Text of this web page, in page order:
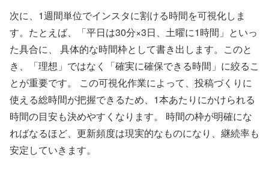
次に、1週間単位でインスタに割ける時間を可視化しま
す。たとえば、「平日は30分×3日、土曜に1時間」といっ
た具合に、 具体的な時間枠として書き出します。このと
き、「理想」ではなく「確実に確保できる時間」に絞るこ
とが重要です。 この可視化作業によって、投稿づくりに
使える総時間が把握できるため、1本あたりにかけられる
時間の目安も決めやすくなります。 時間の枠が明確にな
ればなるほど、更新頻度は現実的なものになり、継続率も
安定していきます。